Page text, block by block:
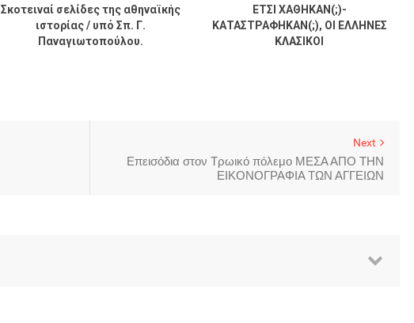
Σκοτειναί σελίδες της αθηναϊκής
ιστορίας / υπό Σπ. Γ.
Παναγιωτοπούλου.
ΕΤΣΙ ΧΑΘΗΚΑΝ(;)-
ΚΑΤΑΣΤΡΑΦΗΚΑΝ(;), ΟΙ ΕΛΛΗΝΕΣ
ΚΛΑΣΙΚΟΙ
Next
Επεισόδια στον Τρωικό πόλεμο ΜΕΣΑ ΑΠΟ ΤΗΝ
ΕΙΚΟΝΟΓΡΑΦΙΑ ΤΩΝ ΑΓΓΕΙΩΝ